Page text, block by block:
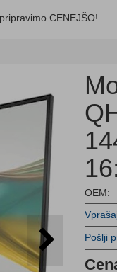
CENEJŠO!
OEM:
Pošlji